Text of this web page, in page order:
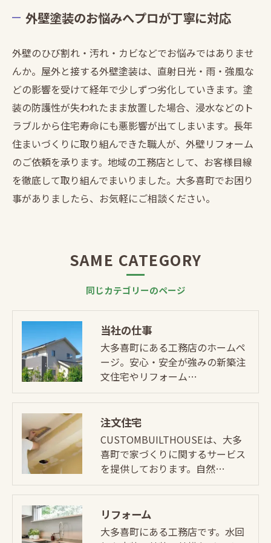
外壁塗装のお悩みへプロが丁寧に対応
外壁のひび割れ・汚れ・カビなどでお悩みではありませ
んか。屋外と接する外壁塗装は、直射日光・雨・強風な
どの影響を受けて経年で少しずつ劣化していきます。塗
装の防護性が失われたまま放置した場合、浸水などのト
ラブルから住宅寿命にも悪影響が出てしまいます。長年
住まいづくりに取り組んできた職人が、外壁リフォーム
のご依頼を承ります。地域の工務店として、お客様目線
を徹底して取り組んでまいりました。大多喜町でお困り
事がありましたら、お気軽にご相談ください。
同じカテゴリーのページ
SAME CATEGORY
当社の仕事
大多喜町にある工務店のホームペ
ージ。安心・安全が強みの新築注
文住宅やリフォーム…
注文住宅
CUSTOMBUILTHOUSEは、大多
喜町で家づくりに関するサービス
を提供しております。自然…
リフォーム
大多喜町にある工務店です。水回